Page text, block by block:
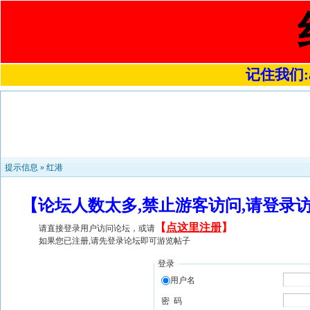
记住我们
提示信息 » 红港
【论坛人数太多,禁止游客访问,请登
请直接登录用户访问论坛，或请 【 点这里注册】
如果您已注册,请先登录论坛即可游览帖子
登录
用户名
密 码